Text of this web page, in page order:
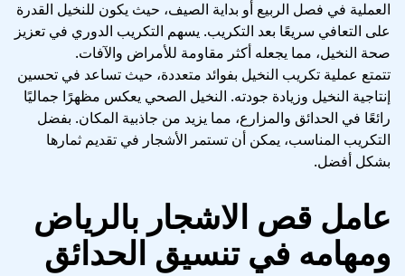
العملية في فصل الربيع أو بداية الصيف، حيث يكون للنخيل القدرة
على التعافي سريعًا بعد التكريب. يسهم التكريب الدوري في تعزيز
صحة النخيل، مما يجعله أكثر مقاومة للأمراض والآفات.
تتمتع عملية تكريب النخيل بفوائد متعددة، حيث تساعد في تحسين
إنتاجية النخيل وزيادة جودته. النخيل الصحي يعكس مظهرًا جماليًا
رائعًا في الحدائق والمزارع، مما يزيد من جاذبية المكان. بفضل
التكريب المناسب، يمكن أن تستمر الأشجار في تقديم ثمارها
بشكل أفضل.
عامل قص الاشجار بالرياض
ومهامه في تنسيق الحدائق